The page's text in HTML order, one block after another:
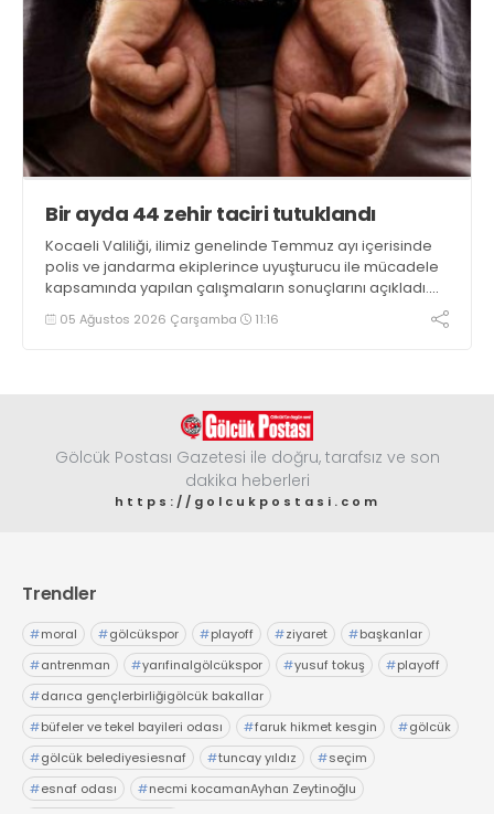
Bir ayda 44 zehir taciri tutuklandı
Kocaeli Valiliği, ilimiz genelinde Temmuz ayı içerisinde
polis ve jandarma ekiplerince uyuşturucu ile mücadele
kapsamında yapılan çalışmaların sonuçlarını açıkladı.
Çalışmalar sonucunda uyuşturucu ve uyarıcı madde
kullanan, ticaretini ve sevkiyatını yapan 44 şahıs
05 Ağustos 2026 Çarşamba 11:16
Gölcük Postası Gazetesi ile doğru, tarafsız ve son
dakika heberleri
https://golcukpostasi.com
Trendler
#moral #gölcükspor #playoff #ziyaret #başkanlar
#antrenman #yarıfinalgölcükspor #yusuf tokuş #playoff
#darıca gençlerbirliğigölcük bakallar
#büfeler ve tekel bayileri odası #faruk hikmet kesgin #gölcük
#gölcük belediyesiesnaf #tuncay yıldız #seçim
#esnaf odası #necmi kocamanAyhan Zeytinoğlu